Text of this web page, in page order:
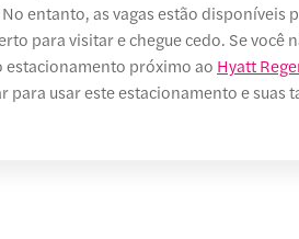
entanto, as vagas estão disponíveis
para visitar e chegue cedo. Se você
estacionamento próximo ao Hyatt
para usar este estacionamento e suas